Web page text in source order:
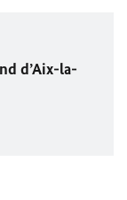
d’Aix-la-